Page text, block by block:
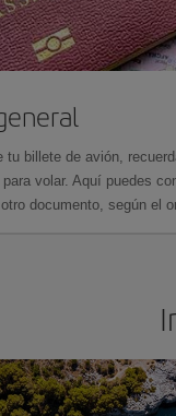
tu billete de avión,
volar. Aquí puedes
documento, según el